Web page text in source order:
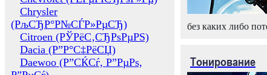
Chrysler
(РљСЂР°Р№СЃР»РµСЂ)
Citroen (РЎРёС‚СЂРѕРµРЅ)
Dacia (Р”Р°С‡РёСЏ)
Daewoo (Р”СЌСѓ, Р”РµРѕ,
без каких либо
Тонирование